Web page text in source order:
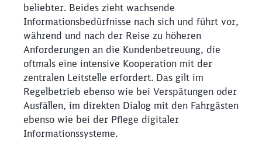
beliebter. Beides zieht wachsende
Informationsbedürfnisse nach sich und führt vor,
während und nach der Reise zu höheren
Anforderungen an die Kundenbetreuung, die
oftmals eine intensive Kooperation mit der
zentralen Leitstelle erfordert. Das gilt im
Regelbetrieb ebenso wie bei Verspätungen oder
Ausfällen, im direkten Dialog mit den Fahrgästen
ebenso wie bei der Pflege digitaler
Informationssysteme.